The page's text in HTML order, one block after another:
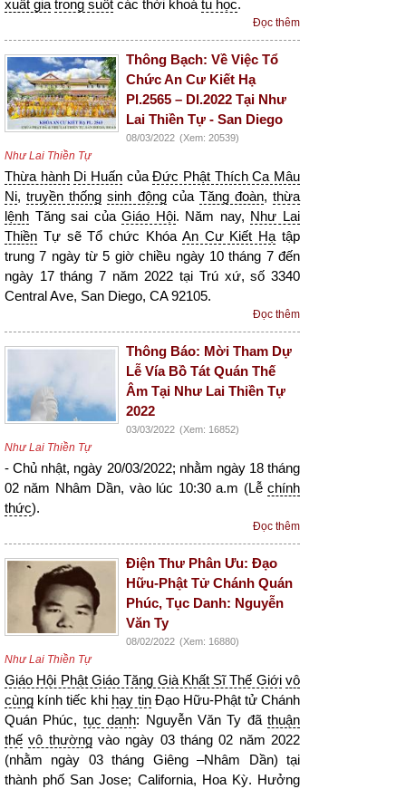
xuất gia trong suốt các thời khoá tu học.
Đọc thêm
Thông Bạch: Về Việc Tổ
Chức An Cư Kiết Hạ
Pl.2565 – Dl.2022 Tại Như
Lai Thiền Tự - San Diego
08/03/2022 (Xem: 20539)
Như Lai Thiền Tự
Thừa hành Di Huấn củaĐức Phật Thích Ca Mâu
Ni,truyền thống sinh độngcủa Tăng đoàn, thừa
lệnh Tăng sai củaGiáo Hội. Năm nay, Như Lai
Thiền Tự sẽ Tổ chức Khóa An Cư Kiết Hạ tập
trung 7 ngày từ 5 giờ chiều ngày 10 tháng 7 đến
ngày 17 tháng 7 năm 2022 tại Trú xứ, số 3340
Central Ave, San Diego, CA 92105.
Đọc thêm
Thông Báo: Mời Tham Dự
Lễ Vía Bồ Tát Quán Thế
Âm Tại Như Lai Thiền Tự
2022
03/03/2022 (Xem: 16852)
Như Lai Thiền Tự
- Chủ nhật, ngày 20/03/2022; nhằm ngày 18 tháng
02 năm Nhâm Dần, vào lúc 10:30 a.m (Lễ chính
thức).
Đọc thêm
Điện Thư Phân Ưu: Đạo
Hữu-Phật Tử Chánh Quán
Phúc, Tục Danh: Nguyễn
Văn Ty
08/02/2022 (Xem: 16880)
Như Lai Thiền Tự
Giáo Hội Phật Giáo Tăng Già Khất Sĩ Thế Giới vô
cùng kính tiếc khi hay tinĐạo Hữu-Phật tử Chánh
Quán Phúc, tục danh: Nguyễn Văn Ty đã thuận
thế vô thườngvào ngày 03 tháng 02 năm 2022
(nhằm ngày 03 tháng Giêng –Nhâm Dần) tại
thành phố San Jose; California, Hoa Kỳ. Hưởng